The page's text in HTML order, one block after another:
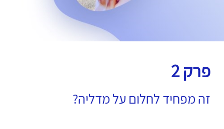
פרק 2
זה מפחיד לחלום על מדליה?